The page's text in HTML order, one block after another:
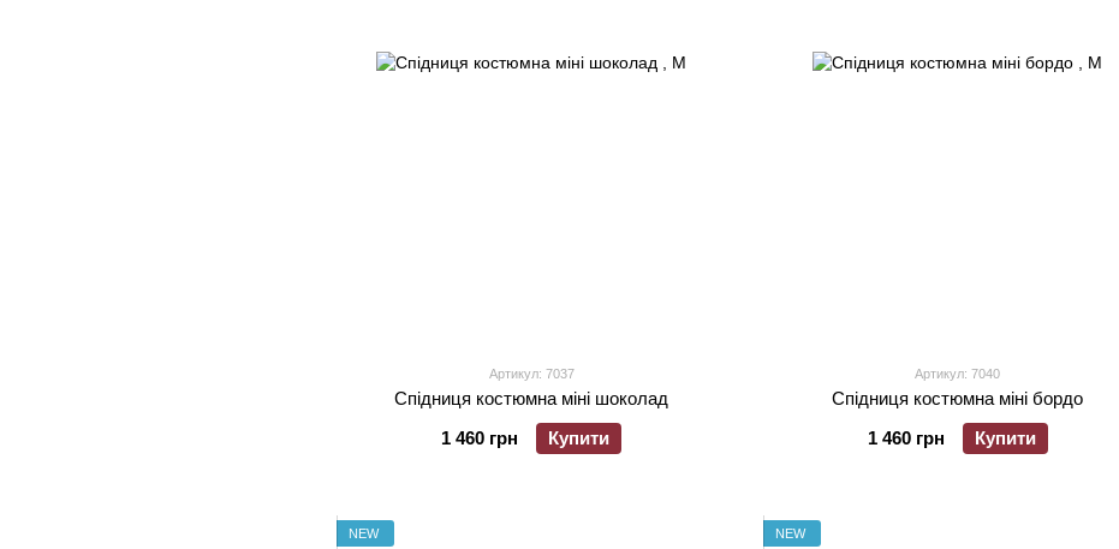
Артикул: 7037
Спідниця костюмна міні шоколад
1 460 грн
Купити
Артикул: 7040
Спідниця костюмна міні бордо
1 460 грн
Купити
NEW NEW